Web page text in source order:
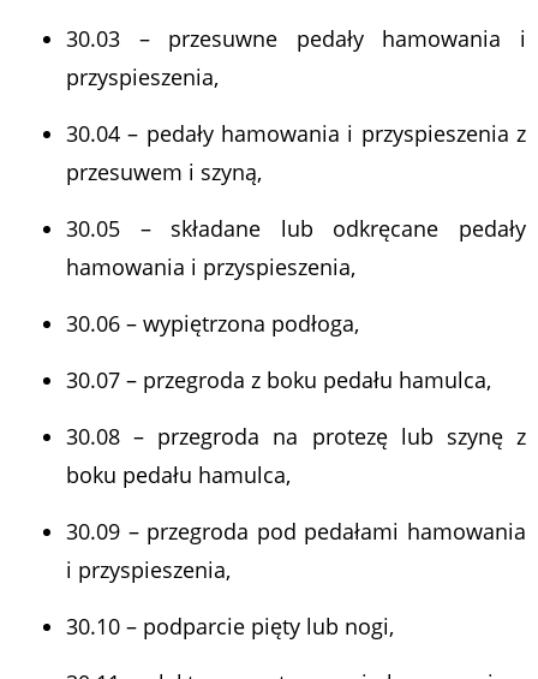
30.03 – przesuwne pedały hamowania i
przyspieszenia,
30.04 – pedały hamowania i przyspieszenia z
przesuwem i szyną,
30.05 – składane lub odkręcane pedały
hamowania i przyspieszenia,
30.06 – wypiętrzona podłoga,
30.07 – przegroda z boku pedału hamulca,
30.08 – przegroda na protezę lub szynę z
boku pedału hamulca,
30.09 – przegroda pod pedałami hamowania
i przyspieszenia,
30.10 – podparcie pięty lub nogi,